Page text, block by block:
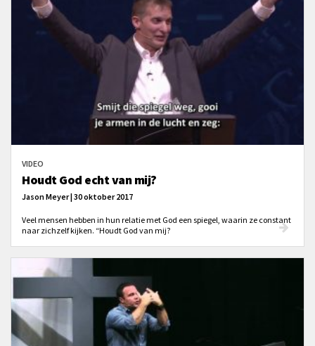
VIDEO
Houdt God echt van mij?
Jason Meyer | 30 oktober 2017
Veel mensen hebben in hun relatie met God een spiegel, waarin ze constant
naar zichzelf kijken. “Houdt God van mij?